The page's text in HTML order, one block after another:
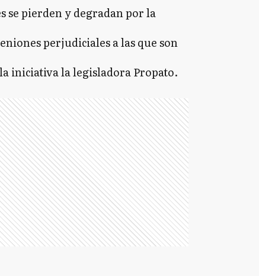
se pierden y degradan por la
perjudiciales a las que son
iniciativa la legisladora Propato.